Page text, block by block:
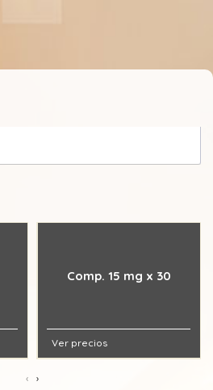
Comp. 15 mg x 30
Ver precios
‹ ›